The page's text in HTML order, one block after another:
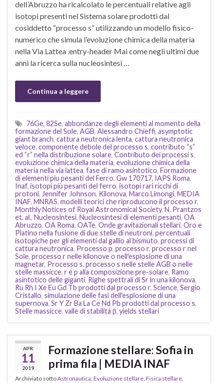
dell’Abruzzo ha ricalcolato le percentuali relative agli
isotopi presenti nel Sistema solare prodotti dal
cosiddetto “processo s” utilizzando un modello fisico-
numerico che simula l’evoluzione chimica della materia
nella Via Lattea .entry-header Mai come negli ultimi due
anni la ricerca sulla nucleosintesi …
Continua a leggere
76Ge, 82Se, abbondanze degli elementi al momento della
formazione del Sole, AGB, Alessandro Chieffi, asymptotic
giant branch, cattura neutronica lenta, cattura neutronica
veloce, componente debole del processo s, contributo “s”
ed “r” nella distribuzione solare, Contributo dei processi s,
evoluzione chimica della materia, evoluzione chimica della
materia nella via lattea, fase di ramo asintotico, Formazione
di elementi piu pesanti del Ferro, Gw 170717, IAPS Roma,
Inaf, isotopi più pesanti del ferro, isotopi rari ricchi di
protoni, Jennifer Johnson, Kilonova, Marco Limongi, MEDIA
INAF, MNRAS, modelli teorici che riproducono il processo r,
Monthly Notices of Royal Astronomical Society, N. Prantzos
et. al., Nucleosintesi, Nucleosintesi di elementi pesanti, OA
Abruzzo, OA Roma, OATe, Onde gravitazionali stellari, Oro e
Platino nella fusione di due stelle di neutroni, percentuali
isotopiche per gli elementi dal gallio al bismuto, processi di
cattura neutronica, Processo p, processo r, processo r nel
Sole, processo r nelle kilonove o nell'esplosione di una
magnetar, Processo s, processo s nelle stelle AGB o nelle
stelle massicce, r e p alla composizione pre-solare, Ramo
asintotico delle giganti, Righe spettrali di Sr in una kilonova,
Ru Rh I Xe Eu Gd Tb prodotti dal processo r, Science, Sergio
Cristallo, simulazione delle fasi dell'esplosione di una
supernova, Sr Y Zr Ba La Ce Nd Pb prodotti dal processo s,
Stelle massicce, valle di stabilità β, yields stellari
APR
11
2019
Formazione stellare: Sofia in
prima fila | MEDIA INAF
Archiviato sottoAstronautica, Evoluzione stellare, Fisica stellare,